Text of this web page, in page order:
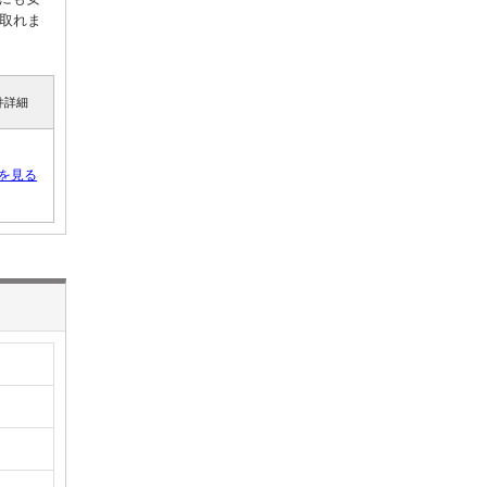
れま
詳細
見る